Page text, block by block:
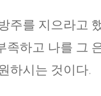
주를 지으라고
족하고 나를 그
하시는 것이다.